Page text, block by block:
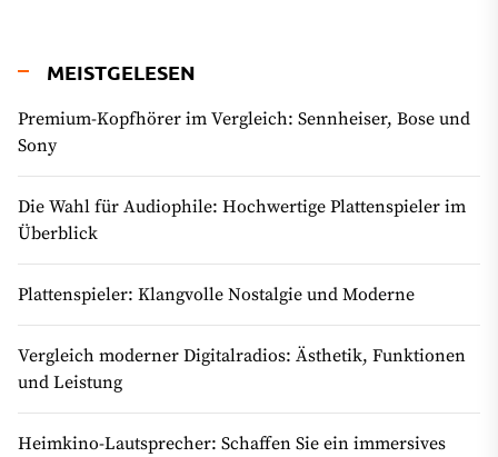
MEISTGELESEN
Premium-Kopfhörer im Vergleich: Sennheiser, Bose und
Sony
Die Wahl für Audiophile: Hochwertige Plattenspieler im
Überblick
Plattenspieler: Klangvolle Nostalgie und Moderne
Vergleich moderner Digitalradios: Ästhetik, Funktionen
und Leistung
Heimkino-Lautsprecher: Schaffen Sie ein immersives